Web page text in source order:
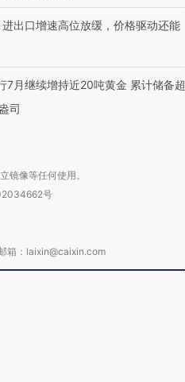
出口增速高位放缓，价格驱动还能
7月继续增持近20吨黄金 累计储备超
司
镜像等任何使用。
号
箱：laixin@caixin.com